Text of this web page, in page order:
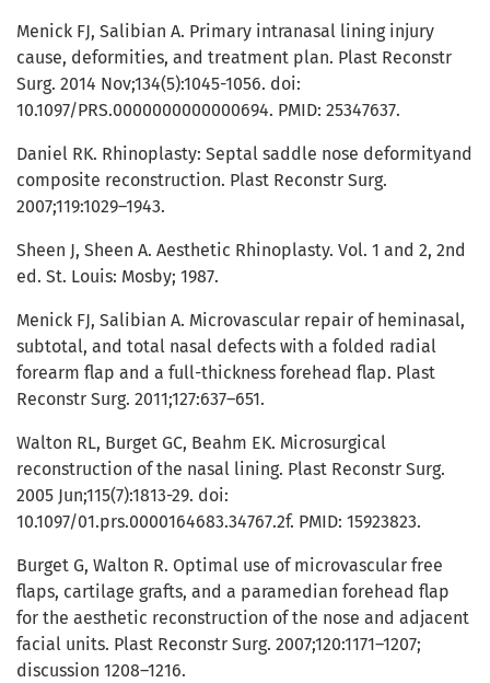
Menick FJ, Salibian A. Primary intranasal lining injury
cause, deformities, and treatment plan. Plast Reconstr
Surg. 2014 Nov;134(5):1045-1056. doi:
10.1097/PRS.0000000000000694. PMID: 25347637.
Daniel RK. Rhinoplasty: Septal saddle nose deformityand
composite reconstruction. Plast Reconstr Surg.
2007;119:1029–1943.
Sheen J, Sheen A. Aesthetic Rhinoplasty. Vol. 1 and 2, 2nd
ed. St. Louis: Mosby; 1987.
Menick FJ, Salibian A. Microvascular repair of heminasal,
subtotal, and total nasal defects with a folded radial
forearm flap and a full-thickness forehead flap. Plast
Reconstr Surg. 2011;127:637–651.
Walton RL, Burget GC, Beahm EK. Microsurgical
reconstruction of the nasal lining. Plast Reconstr Surg.
2005 Jun;115(7):1813-29. doi:
10.1097/01.prs.0000164683.34767.2f. PMID: 15923823.
Burget G, Walton R. Optimal use of microvascular free
flaps, cartilage grafts, and a paramedian forehead flap
for the aesthetic reconstruction of the nose and adjacent
facial units. Plast Reconstr Surg. 2007;120:1171–1207;
discussion 1208–1216.